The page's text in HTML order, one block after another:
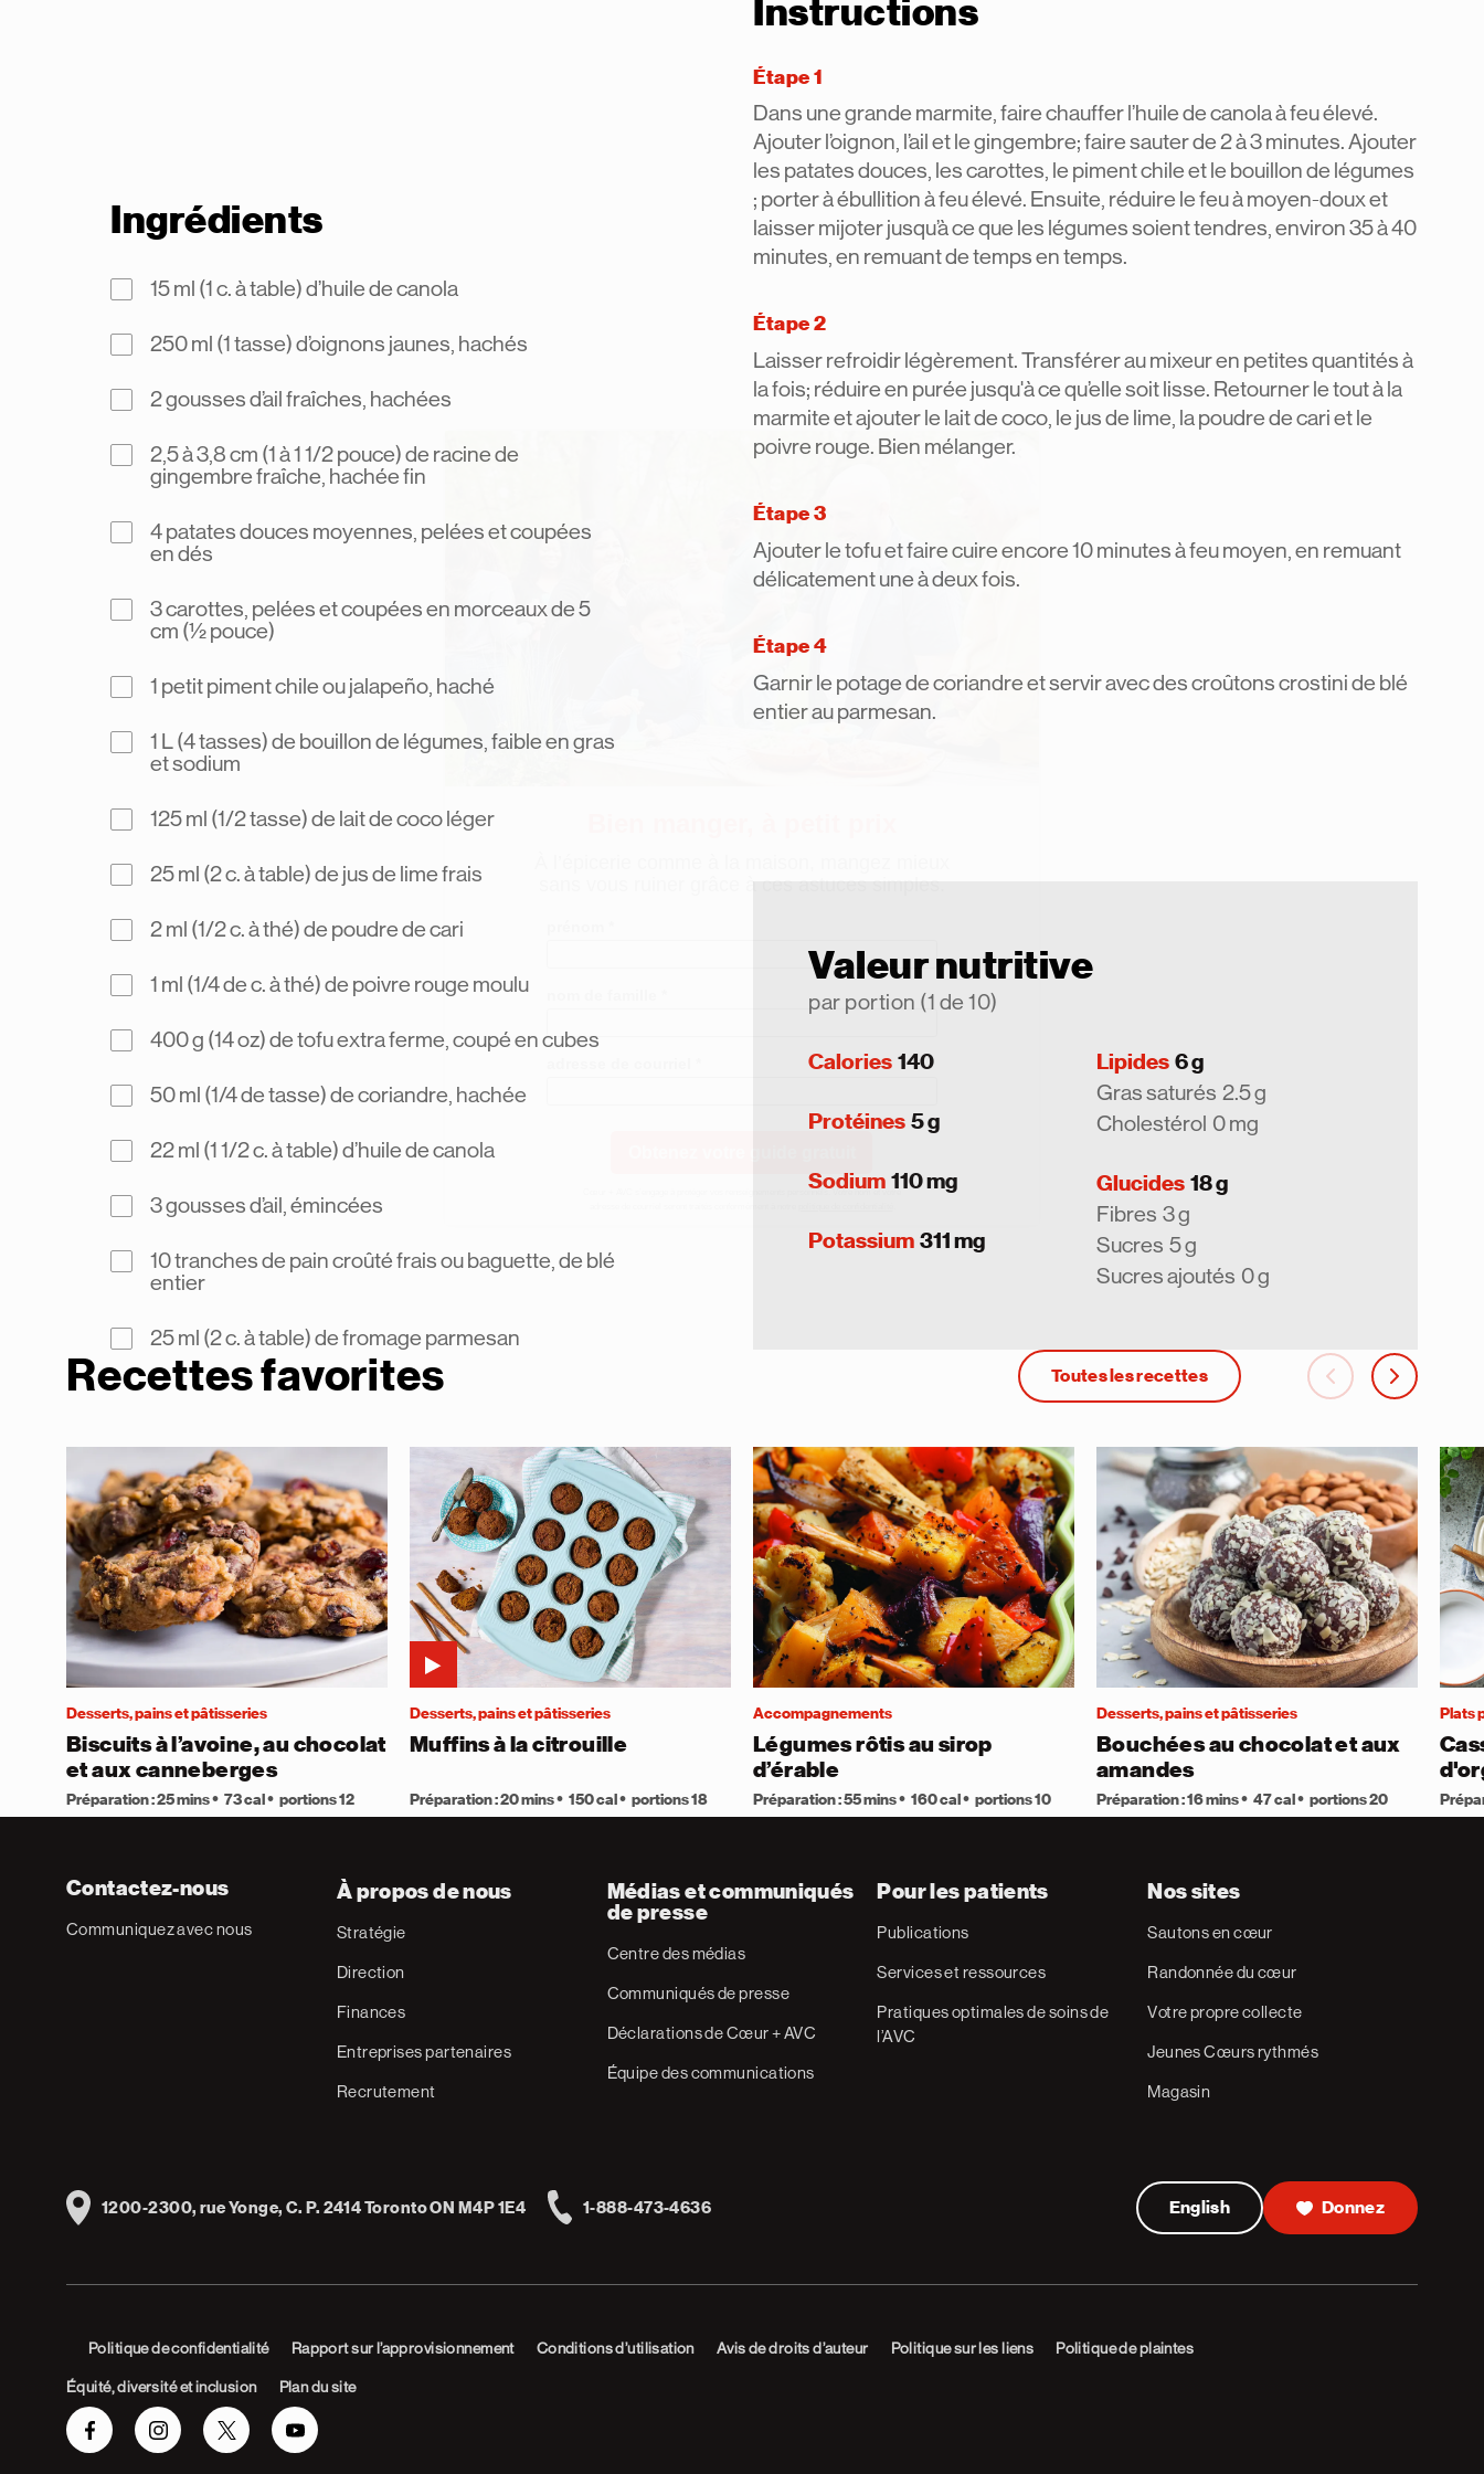
Ingrédients
15 ml (1 c. à table) d’huile de canola
250 ml (1 tasse) d’oignons jaunes, hachés
2 gousses d’ail fraîches, hachées
2,5 à 3,8 cm (1 à 1 1/2 pouce) de racine de
gingembre fraîche, hachée fin
4 patates douces moyennes, pelées et coupées
en dés
3 carottes, pelées et coupées en morceaux de 5
cm (½ pouce)
1 petit piment chile ou jalapeño, haché
1 L (4 tasses) de bouillon de légumes, faible en gras
et sodium
125 ml (1/2 tasse) de lait de coco léger
25 ml (2 c. à table) de jus de lime frais
2 ml (1/2 c. à thé) de poudre de cari
1 ml (1/4 de c. à thé) de poivre rouge moulu
400 g (14 oz) de tofu extra ferme, coupé en cubes
50 ml (1/4 de tasse) de coriandre, hachée
22 ml (1 1/2 c. à table) d’huile de canola
3 gousses d’ail, émincées
10 tranches de pain croûté frais ou baguette, de blé
entier
25 ml (2 c. à table) de fromage parmesan
Instructions
Étape 1
Dans une grande marmite, faire chauffer l’huile de canola à feu élevé.
Ajouter l’oignon, l’ail et le gingembre; faire sauter de 2 à 3 minutes. Ajouter
les patates douces, les carottes, le piment chile et le bouillon de légumes
; porter à ébullition à feu élevé. Ensuite, réduire le feu à moyen-doux et
laisser mijoter jusqu’à ce que les légumes soient tendres, environ 35 à 40
minutes, en remuant de temps en temps.
Étape 2
Laisser refroidir légèrement. Transférer au mixeur en petites quantités à
la fois; réduire en purée jusqu'à ce qu’elle soit lisse. Retourner le tout à la
marmite et ajouter le lait de coco, le jus de lime, la poudre de cari et le
poivre rouge. Bien mélanger.
Étape 3
Ajouter le tofu et faire cuire encore 10 minutes à feu moyen, en remuant
délicatement une à deux fois.
Étape 4
Garnir le potage de coriandre et servir avec des croûtons crostini de blé
entier au parmesan.
Valeur nutritive
par portion (1 de 10)
Calories 140
Protéines 5 g
Sodium 110 mg
Potassium 311 mg
Lipides 6 g
Gras saturés 2.5 g
Cholestérol 0 mg
Glucides 18 g
Fibres 3 g
Sucres 5 g
Sucres ajoutés 0 g
Recettes favorites Toutes les recettes carousel-backcarousel-
Desserts, pains et pâtisseries
Biscuits à l’avoine, au chocolat
et aux canneberges
Préparation : 25 mins 73 cal portions 12
Desserts, pains et pâtisseries
Muffins à la citrouille
Préparation : 20 mins 150 cal portions 18
Accompagnements
Légumes rôtis au sirop
d’érable
Préparation : 55 mins 160 cal portions 10
Desserts, pains et pâtisseries
Bouchées au chocolat et aux
amandes
Préparation : 16 mins 47 cal portions 20
Plats
Contactez-nous
Communiquez avec nous
À propos de nous
Stratégie
Direction
Finances
Entreprises partenaires
Recrutement
Médias et communiqués
de presse
Centre des médias
Communiqués de presse
Déclarations de Cœur + AVC
Équipe des communications
Pour les patients
Publications
Services et ressources
Pratiques optimales de soins de
l’AVC
Nos sites
Sautons en cœur
Randonnée du cœur
Votre propre collecte
Jeunes Cœurs rythmés
Magasin
Address
1200-2300, rue Yonge, C. P. 2414 Toronto ON M4P 1E4
1-888-473-4636 English Donnez
Politique de confidentialité Rapport sur l’approvisionnement Conditions d’utilisation Avis de droits d’auteur Politique sur les liens Politique de plaintes
Équité, diversité et inclusion Plan du site
FacebookInstagramTwitter Youtube
×